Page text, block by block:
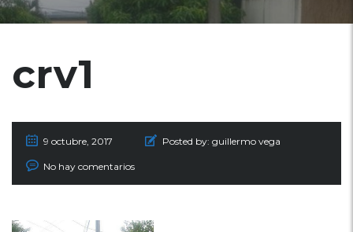
crv1
9 octubre, 2017 Posted by: guillermo vega
No hay comentarios